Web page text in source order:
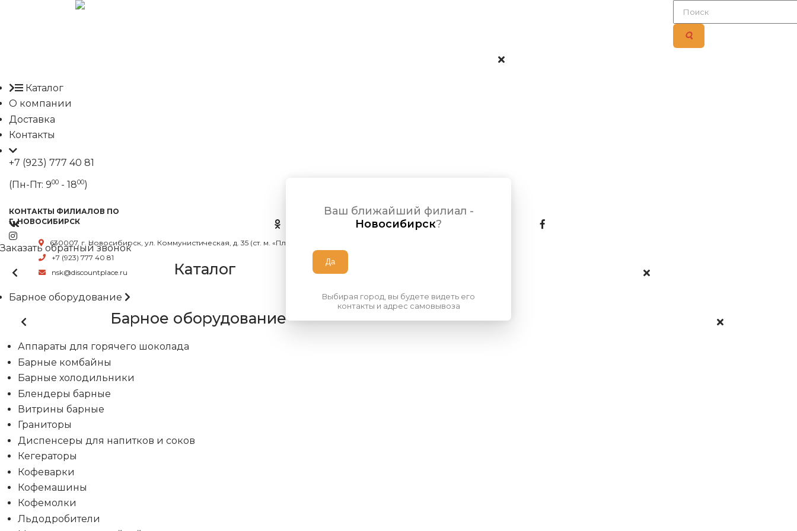
Каталог
О компании
Доставка
Контакты
+7 (923) 777 40 81
(Пн-Пт: 900 - 1800)
КОНТАКТЫ ФИЛИАЛОВ ПО
Г. НОВОСИБИРСК
630007, г. Новосибирск, ул. Коммунистическая, д. 35 (ст. м. «Площадь Ленина»)
+7 (923) 777 40 81
nsk@discountplace.ru
Заказать обратный звонок
Каталог
Барное оборудование
Барное оборудование
Аппараты для горячего шоколада
Барные комбайны
Барные холодильники
Блендеры барные
Витрины барные
Граниторы
Диспенсеры для напитков и соков
Кегераторы
Кофеварки
Кофемашины
Кофемолки
Льдодробители
Ваш ближайший филиал -
Новосибирск?
Выбирая город, вы будете видеть его
контакты и адрес самовывоза